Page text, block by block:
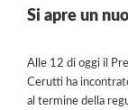
Si apre un
Alle 12 di oggi il
Cerutti ha
al termine della